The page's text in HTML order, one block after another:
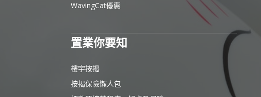
WavingCat優惠
置業你要知
樓宇按揭
按揭保險懶人包